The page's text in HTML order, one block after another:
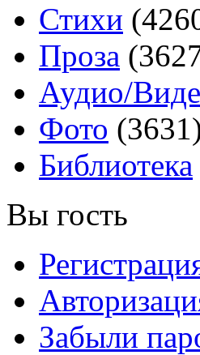
Стихи
Проза
Аудио/
Фото
Библиотека
Вы гость
Забыли